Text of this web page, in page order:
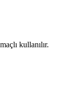
kullanılır.